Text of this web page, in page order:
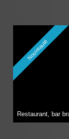
Nouveauté